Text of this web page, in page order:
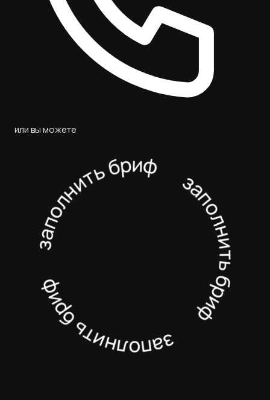
или вы можете